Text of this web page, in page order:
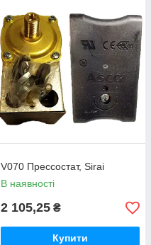
V070 Прессостат, Sirai
В наявності
2 105,25 ₴
Купити